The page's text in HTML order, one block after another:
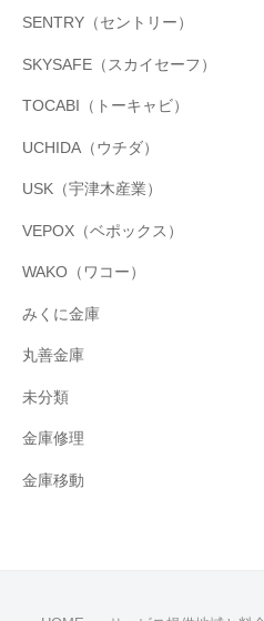
SENTRY（セントリー）
SKYSAFE（スカイセーフ）
TOCABI（トーキャビ）
UCHIDA（ウチダ）
USK（宇津木産業）
VEPOX（ベポックス）
WAKO（ワコー）
みくに金庫
丸善金庫
未分類
金庫修理
金庫移動